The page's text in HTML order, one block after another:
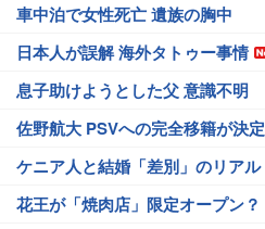
車中泊で女性死亡 遺族の胸中
日本人が誤解 海外タトゥー事情
息子助けようとした父 意識不明
佐野航大 PSVへの完全移籍が決定
ケニア人と結婚「差別」のリアル
花王が「焼肉店」限定オープン？